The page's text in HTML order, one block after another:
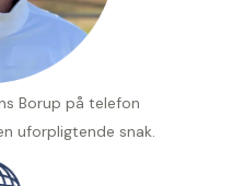
Borup på telefon
uforpligtende snak.